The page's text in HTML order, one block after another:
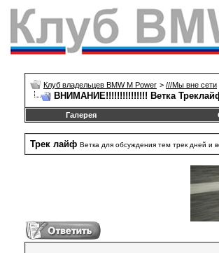
Клуб владельцев BMW M Power > ///Mы вне сети
ВНИМАНИЕ!!!!!!!!!!!!!!! Ветка
Галерея
Трек лайф Ветка для обсуждения тем трек дней и